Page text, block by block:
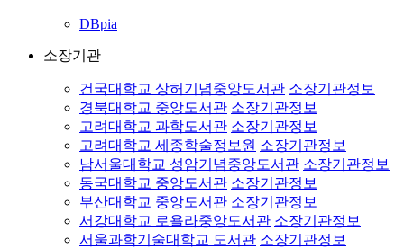
DBpia
소장기관
건국대학교 상허기념중앙도서관 소장기관정보
경북대학교 중앙도서관 소장기관정보
고려대학교 과학도서관 소장기관정보
고려대학교 세종학술정보원 소장기관정보
남서울대학교 성암기념중앙도서관 소장기관정보
동국대학교 중앙도서관 소장기관정보
부산대학교 중앙도서관 소장기관정보
서강대학교 로욜라중앙도서관 소장기관정보
서울과학기술대학교 도서관 소장기관정보